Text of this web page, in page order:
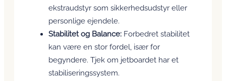
ekstraudstyr som sikkerhedsudstyr eller
personlige ejendele.
Stabilitet og Balance: Forbedret stabilitet
kan være en stor fordel, især for
begyndere. Tjek om jetboardet har et
stabiliseringssystem.